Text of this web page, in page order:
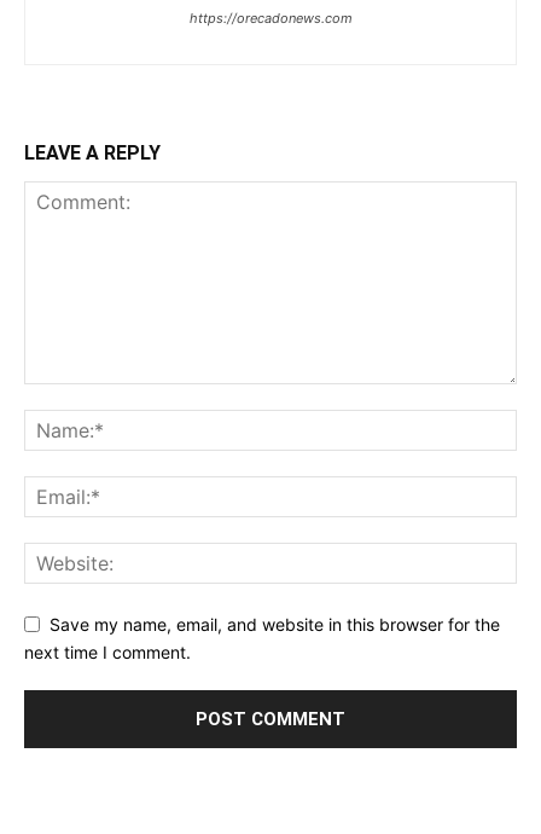
https://orecadonews.com
LEAVE A REPLY
Save my name, email, and website in this browser for the
next time I comment.